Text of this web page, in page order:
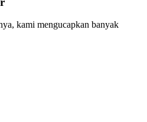
kami mengucapkan banyak